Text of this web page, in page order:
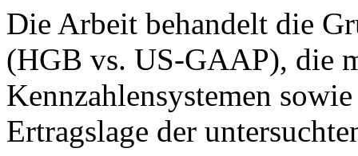
Die Arbeit behandelt die
(HGB vs. US-GAAP), die
Kennzahlensystemen
Ertragslage der